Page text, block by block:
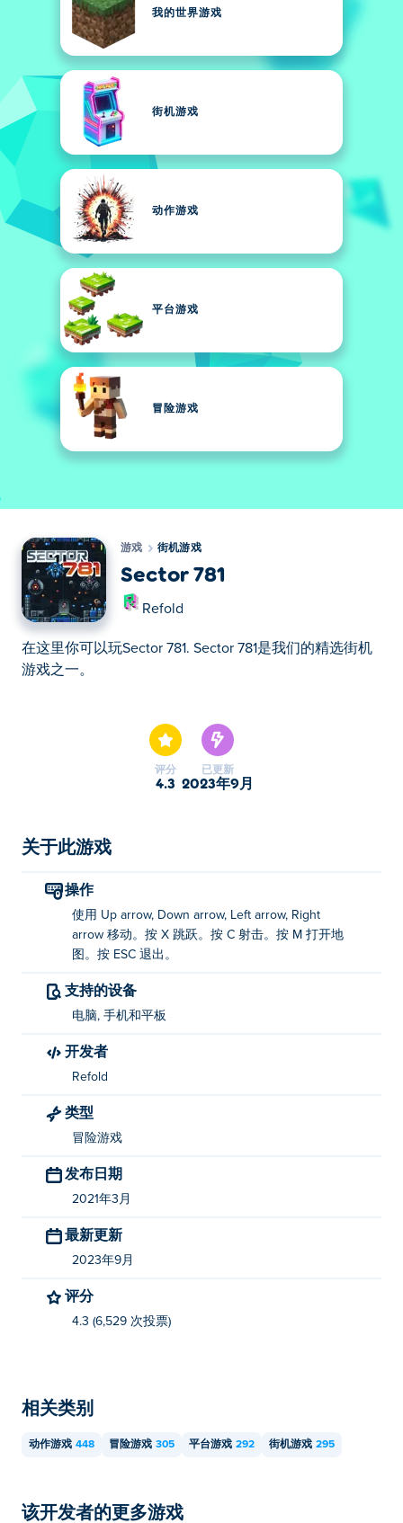
我的世界游戏
街机游戏
动作游戏
平台游戏
冒险游戏
游戏 街机游戏
Sector 781
Refold
在这里你可以玩Sector 781. Sector 781是我们的精选街机
游戏之一。
评分
4.3
已更新
2023年9月
关于此游戏
操作
使用 Up arrow, Down arrow, Left arrow, Right
arrow 移动。按 X 跳跃。按 C 射击。按 M 打开地
图。按 ESC 退出。
支持的设备
电脑, 手机和平板
开发者
Refold
类型
冒险游戏
发布日期
2021年3月
最新更新
2023年9月
评分
4.3 (6,529 次投票)
相关类别
动作游戏 448 冒险游戏 305 平台游戏 292 街机游戏 295
该开发者的更多游戏